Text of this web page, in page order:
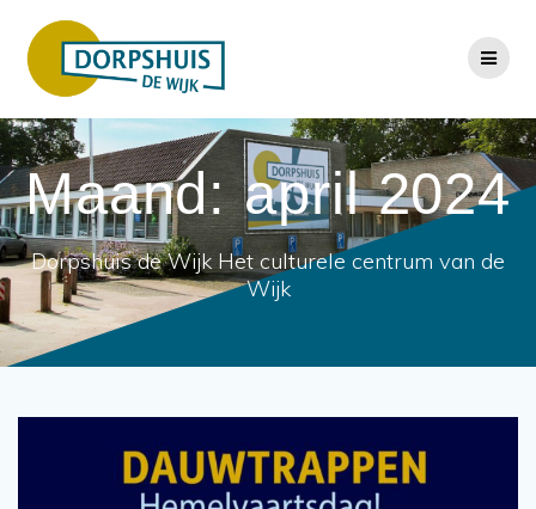
Maand:april 2024
Dorpshuis de Wijk Het culturele centrum van de
Wijk